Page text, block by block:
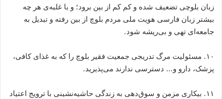
زبان بلوچی تضعیف شده و کم کم از بین برود؛ و با غلبه‌ی هر چه
بیشتر زبان فارسی هویت ملی مردم بلوچ از بین رفته و تبدیل به
جامعه‌ای تهی و بی‌ریشه شود.
۱۰. مسئولیت مرگ تدریجی جمعیت فقیر بلوچ را که به غذای کافی،
پزشک، دارو و… دسترسی ندارند می‌پذیرید.
۱۱. بیکاری مزمن و سوق‌دهی به زندگی حاشیه‌نشینی با ترویج اعتیاد